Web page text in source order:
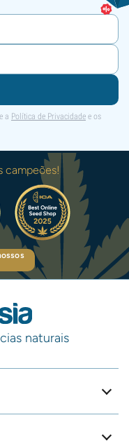
a Política de Privacidade e os
campeões!
naturais